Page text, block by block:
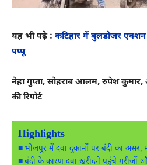
यह भी पढ़े : कटिहार में बुलडोजर एक्शन
पप्पू
नेहा गुप्ता, सोहराब आलम, रुपेश
की रिपोर्ट
Highlights
भोजपुर में दवा दुकानों पर बंदी का असर,
बंदी के कारण दवा खरीदने पहुंचे मरीजों